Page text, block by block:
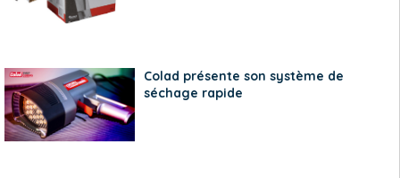
Colad présente son système de
séchage rapide